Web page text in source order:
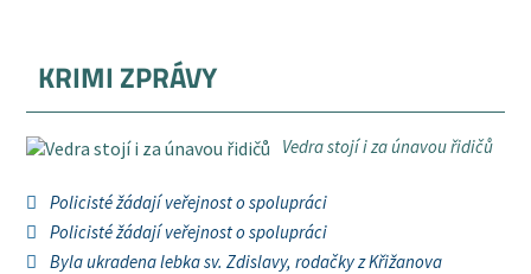
KRIMI ZPRÁVY
Vedra stojí i za únavou řidičů
Policisté žádají veřejnost o spolupráci
Policisté žádají veřejnost o spolupráci
Byla ukradena lebka sv. Zdislavy, rodačky z Křižanova